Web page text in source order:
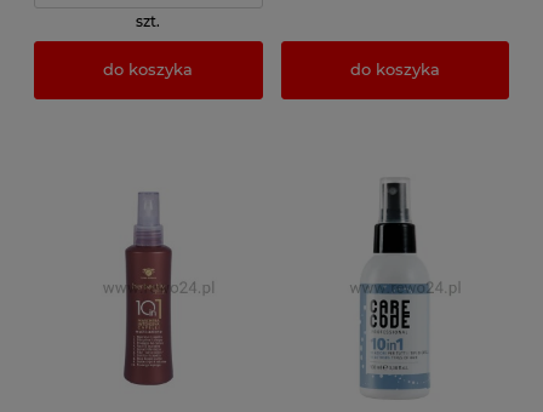
szt.
do koszyka do koszyka